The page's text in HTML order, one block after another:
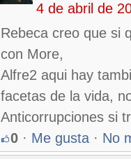
4 de abril de
Rebeca creo que si
con More,
Alfre2 aqui hay
facetas de la vida,
Anticorrupciones si
0 · Me gusta · No